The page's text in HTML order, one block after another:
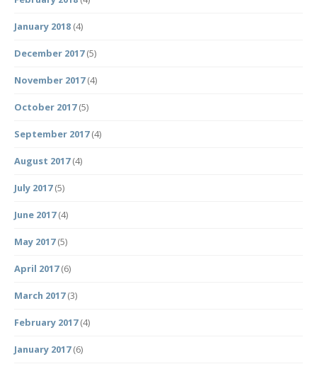
January 2018 (4)
December 2017(5)
November 2017(4)
October 2017(5)
September 2017(4)
August 2017(4)
July 2017(5)
June 2017(4)
May 2017(5)
April 2017(6)
March 2017(3)
February 2017(4)
January 2017(6)